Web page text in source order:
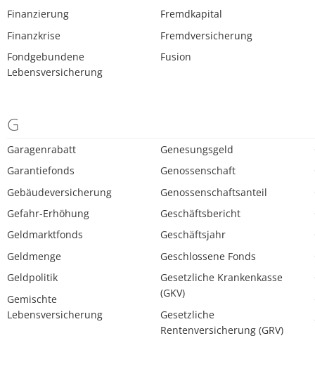
Finanzierung
Finanzkrise
Fondgebundene
Lebensversicherung
Fremdkapital
Fremdversicherung
Fusion
G
Garagenrabatt
Garantiefonds
Gebäudeversicherung
Gefahr-Erhöhung
Geldmarktfonds
Geldmenge
Geldpolitik
Gemischte
Lebensversicherung
Genesungsgeld
Genossenschaft
Genossenschaftsanteil
Geschäftsbericht
Geschäftsjahr
Geschlossene Fonds
Gesetzliche Krankenkasse
(GKV)
Gesetzliche
Rentenversicherung (GRV)